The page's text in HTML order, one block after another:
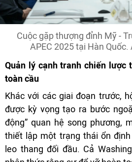
Cuộc gặp thượng đỉnh Mỹ -
APEC 2025 tại Hàn Quốc.
Quản lý cạnh tranh chiến lược
toàn cầu
Khác với các giai đoạn trước,
được kỳ vọng tạo ra bước
động” quan hệ song phương,
thiết lập một trạng thái ổn
leo thang đối đầu. Cả